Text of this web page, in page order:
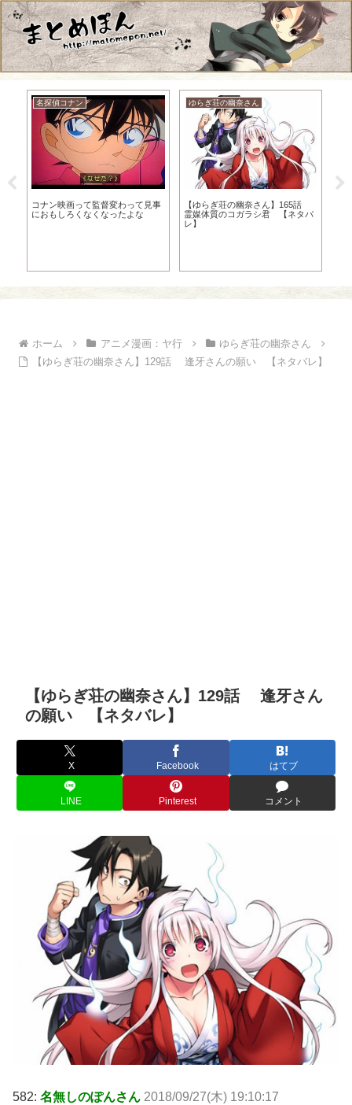
名探偵コナン
コナン映画って監督変わって見事
におもしろくなくなったよな
ゆらぎ荘の幽奈さん
【ゆらぎ荘の幽奈さん】165話
霊媒体質のコガラシ君 【ネタバ
レ】
ド
ホーム アニメ漫画：ヤ行
ゆらぎ荘の幽奈さん
【ゆらぎ荘の幽奈さん】129話 逢牙さんの願い 【ネタバレ】
【ゆらぎ荘の幽奈さん】129話 逢牙さん
の願い 【ネタバレ】
X Facebook はてブ
LINE Pinterest コメント
582: 名無しのぽんさん 2018/09/27(木) 19:10:17